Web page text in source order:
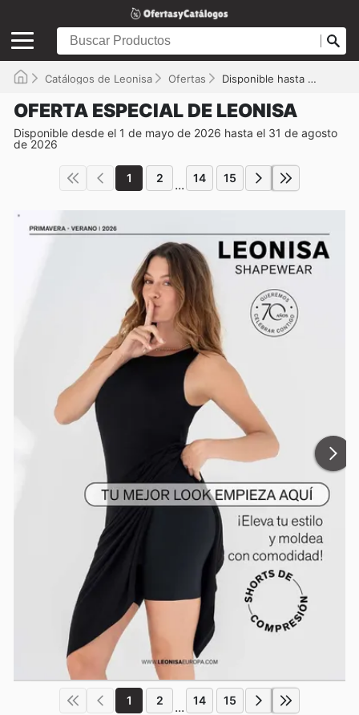
Catálogos de Leonisa Ofertas Disponible hasta el 31/08/2026
OFERTA ESPECIAL DE LEONISA
Disponible desde el 1 de mayo de 2026 hasta el 31 de agosto
de 2026
1 2 ... 14 15
1 2 ... 14 15